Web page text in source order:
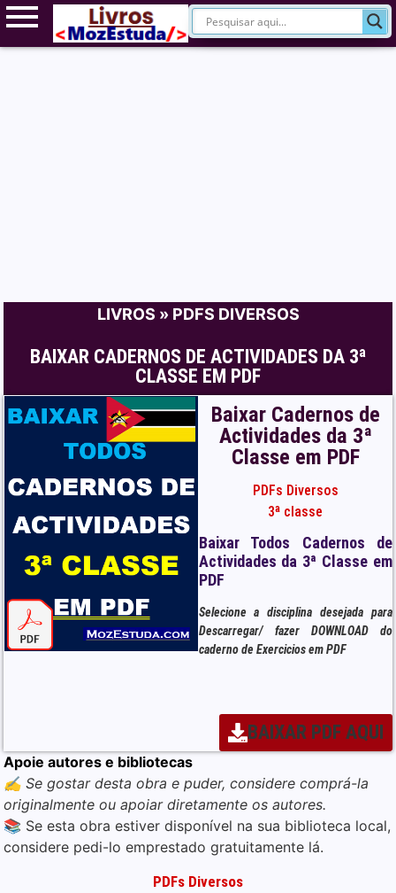
LIVROS » PDFS DIVERSOS
BAIXAR CADERNOS DE ACTIVIDADES DA 3ª
CLASSE EM PDF
Baixar Cadernos de
Actividades da 3ª
Classe em PDF
PDFs Diversos
3ª classe
Baixar Todos Cadernos de
Actividades da 3ª Classe em
PDF
Selecione a disciplina desejada para
Descarregar/ fazer DOWNLOAD do
caderno de Exercicios em PDF
BAIXAR PDF AQUI
Apoie autores e bibliotecas
✍️ Se gostar desta obra e puder, considere comprá-la
originalmente ou apoiar diretamente os autores.
📚 Se esta obra estiver disponível na sua biblioteca local,
considere pedi-lo emprestado gratuitamente lá.
PDFs Diversos